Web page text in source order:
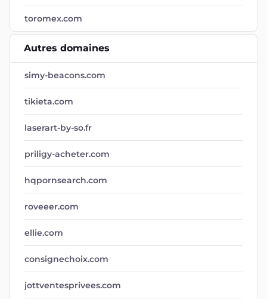
toromex.com
Autres domaines
simy-beacons.com
tikieta.com
laserart-by-so.fr
priligy-acheter.com
hqpornsearch.com
roveeer.com
ellie.com
consignechoix.com
jottventesprivees.com